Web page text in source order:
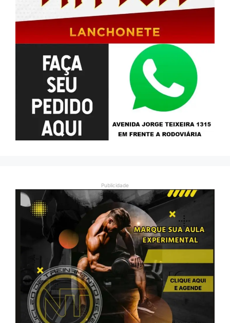
Publicidade